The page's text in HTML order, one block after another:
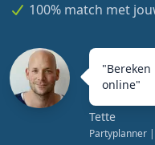
100% match met
"
online"
Tette
Partyplanner